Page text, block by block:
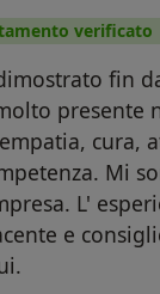
verificato
fin
presente
cura,
Mi
L'
e